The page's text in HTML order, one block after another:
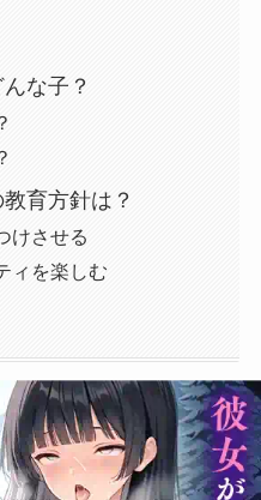
な子？
育方針は？
けさせる
ィを楽しむ